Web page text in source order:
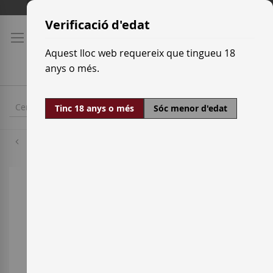
Skip
Content
Verificació d'edat
Aquest lloc web requereix que tingueu 18
anys o més.
Tinc 18 anys o més Sóc menor d'edat